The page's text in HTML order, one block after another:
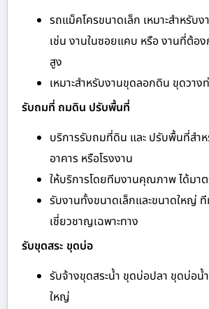
รถแม็คโครขนาดเล็ก เหมาะสำหรับ
เช่น งานในซอยแคบ หรือ งานที่ต้อง
สูง
เหมาะสำหรับงานขุดลอกดิน ขุดวา
รับถมที่ ถมดิน ปรับพื้นที่
บริการรับถมที่ดิน และ ปรับพื้นที่สำ
อาคาร หรือโรงงาน
ให้บริการโดยทีมงานคุณภาพ ได้มา
รับงานทั้งขนาดเล็กและขนาดใหญ่
เชี่ยวชาญเฉพาะทาง
รับขุดสระ ขุดบ่อ
รับจ้างขุดสระน้ำ ขุดบ่อปลา ขุดบ่อน้
ใหญ่